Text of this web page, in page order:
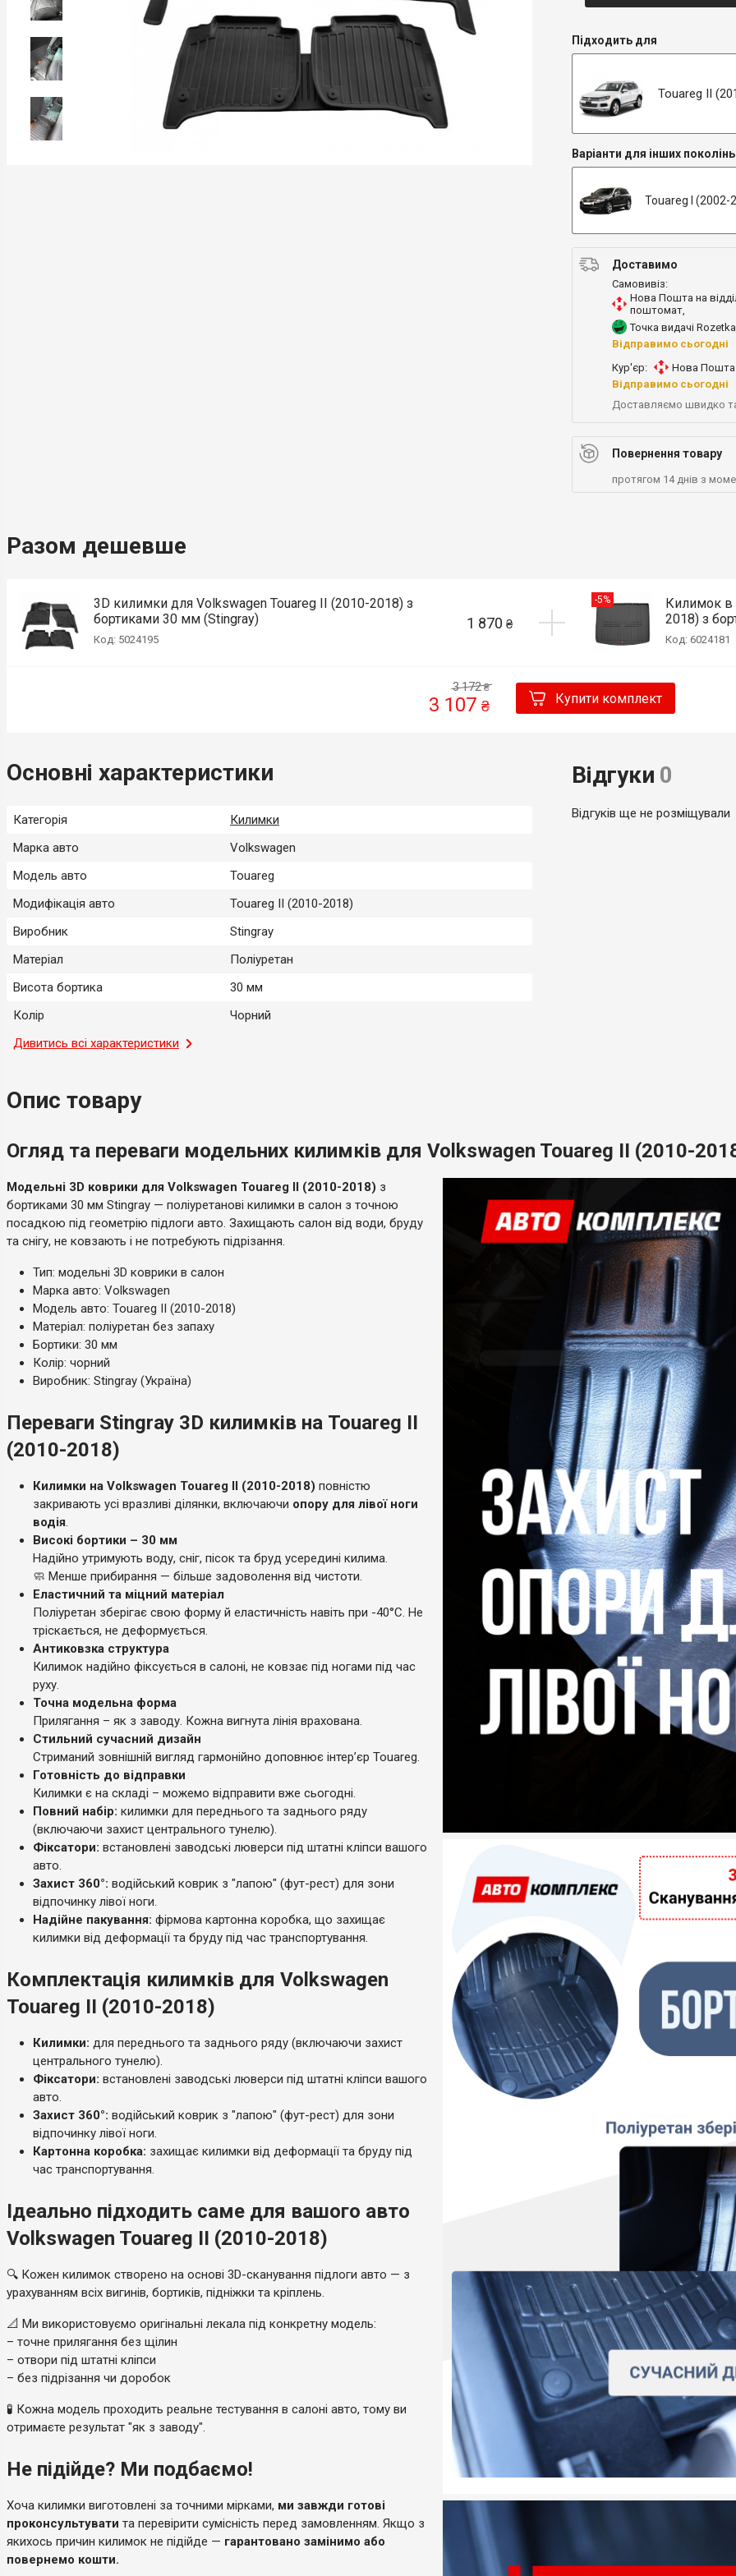
Підходить для
Touareg II
Варіанти для інших поколінь
Touareg I (2002-
Доставимо
Самовивіз:
Нова Пошта на
поштомат,
Точка видачі
Відправимо сьогодні
Кур'єр:
Нова Пошта
Відправимо сьогодні
Доставляємо швидко
Повернення товару
протягом 14 днів з
Разом дешевше
3D килимки для Volkswagen Touareg II (2010-2018) з
бортиками 30 мм (Stingray)
Код: 5024195
1 870 ₴
-5%
Килимок в
2018) з
Код: 6024181
3 172₴
3 107 ₴ Купити комплект
Основні характеристики
Категорія
Килимки
Марка авто
Volkswagen
Модель авто
Touareg
Модифікація авто
Touareg II (2010-2018)
Виробник
Stingray
Матеріал
Поліуретан
Висота бортика
30 мм
Колір
Чорний
Місце застосування
Країна-виробник
Дивитись всі характеристики
Відгуки 0
Відгуків ще не розміщували
Опис товару
Огляд та переваги модельних килимків для Volkswagen Touareg II (2010-
Модельні 3D коврики для Volkswagen Touareg II (2010-2018) з
бортиками 30 мм Stingray — поліуретанові килимки в салон з точною
посадкою під геометрію підлоги авто. Захищають салон від води, бруду
та снігу, не ковзають і не потребують підрізання.
Тип: модельні 3D коврики в салон
Марка авто: Volkswagen
Модель авто: Touareg II (2010-2018)
Матеріал: поліуретан без запаху
Бортики: 30 мм
Колір: чорний
Виробник: Stingray (Україна)
Переваги Stingray 3D килимків на Touareg II
(2010-2018)
Килимки на Volkswagen Touareg II (2010-2018) повністю
закривають усі вразливі ділянки, включаючи опору для лівої ноги
водія.
Високі бортики – 30 мм
Надійно утримують воду, сніг, пісок та бруд усередині килима.
🧼 Менше прибирання — більше задоволення від чистоти.
Еластичний та міцний матеріал
Поліуретан зберігає свою форму й еластичність навіть при -40°C. Не
тріскається, не деформується.
Антиковзка структура
Килимок надійно фіксується в салоні, не ковзає під ногами під час
руху.
Точна модельна форма
Прилягання – як з заводу. Кожна вигнута лінія врахована.
Стильний сучасний дизайн
Стриманий зовнішній вигляд гармонійно доповнює інтер’єр Touareg.
Готовність до відправки
Килимки є на складі – можемо відправити вже сьогодні.
Повний набір: килимки для переднього та заднього ряду
(включаючи захист центрального тунелю).
Фіксатори: встановлені заводські люверси під штатні кліпси вашого
авто.
Захист 360°: водійський коврик з "лапою" (фут-рест) для зони
відпочинку лівої ноги.
Надійне пакування: фірмова картонна коробка, що захищає
килимки від деформації та бруду під час транспортування.
Комплектація килимків для Volkswagen
Touareg II (2010-2018)
Килимки: для переднього та заднього ряду (включаючи захист
центрального тунелю).
Фіксатори: встановлені заводські люверси під штатні кліпси вашого
авто.
Захист 360°: водійський коврик з "лапою" (фут-рест) для зони
відпочинку лівої ноги.
Картонна коробка: захищає килимки від деформації та бруду під
час транспортування.
Ідеально підходить саме для вашого авто
Volkswagen Touareg II (2010-2018)
🔍 Кожен килимок створено на основі 3D-сканування підлоги авто — з
урахуванням всіх вигинів, бортиків, підніжки та кріплень.
📐 Ми використовуємо оригінальні лекала під конкретну модель:
– точне прилягання без щілин
– отвори під штатні кліпси
– без підрізання чи доробок
🧪 Кожна модель проходить реальне тестування в салоні авто, тому ви
отримаєте результат "як з заводу".
Не підійде? Ми подбаємо!
Хоча килимки виготовлені за точними мірками, ми завжди готові
проконсультувати та перевірити сумісність перед замовленням. Якщо з
якихось причин килимок не підійде — гарантовано замінимо або
повернемо кошти.